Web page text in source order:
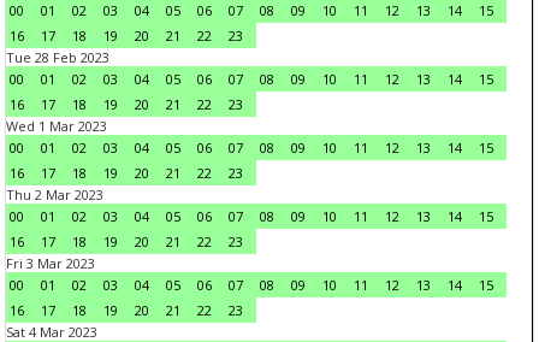
00
01 02 03 04 05 06 07 08 09 10 11 12 13 14
15
16
17 18 19 20 21 22
23
Tue 28 Feb 2023
00
01 02 03 04 05 06 07 08 09 10 11 12 13 14
15
16
17 18 19 20 21 22
23
Wed 1 Mar 2023
00
01 02 03 04 05 06 07 08 09 10 11 12 13 14
15
16
17 18 19 20 21 22
23
Thu 2 Mar 2023
00
01 02 03 04 05 06 07 08 09 10 11 12 13 14
15
16
17 18 19 20 21 22
23
Fri 3 Mar 2023
00
01 02 03 04 05 06 07 08 09 10 11 12 13 14
15
16
17 18 19 20 21 22
23
Sat 4 Mar 2023